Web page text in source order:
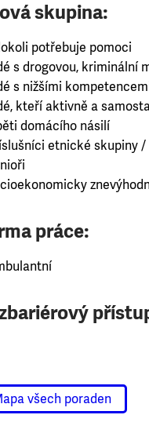
skupina:
potřebuje pomoci
s drogovou, kriminální
s nižšími
kteří aktivně a
domácího násilí
etnické skupiny /
práce:
všech poraden